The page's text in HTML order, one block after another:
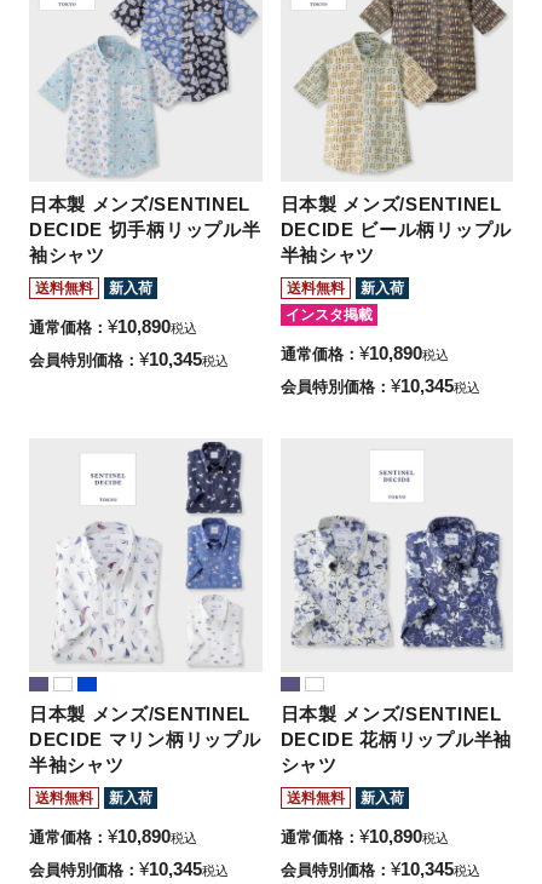
日本製 メンズ/SENTINEL
DECIDE 切手柄リップル半
袖シャツ
送料無料 新入荷
通常価格 ¥10,890税込
会員特別価格 ¥10,345税込
日本製 メンズ/SENTINEL
DECIDE ビール柄リップル
半袖シャツ
送料無料
新入荷
インスタ掲載
通常価格 ¥10,890税込
会員特別価格 ¥10,345税込
日本製 メンズ/SENTINEL
DECIDE マリン柄リップル
半袖シャツ
送料無料 新入荷
通常価格 ¥10,890税込
会員特別価格 ¥10,345税込
日本製 メンズ/SENTINEL
DECIDE 花柄リップル半袖
シャツ
送料無料 新入荷
通常価格 ¥10,890税込
会員特別価格 ¥10,345税込